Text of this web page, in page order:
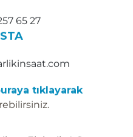
65 27
tıklayarak